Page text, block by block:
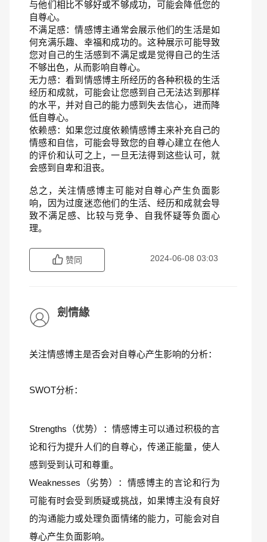
与他们相比不够好或不够成功，可能会降低您的
自尊心。
不满足感：情感博主通常会展示他们的生活是如
何充满乐趣、幸福和成功的。这种展示可能导致
您对自己的生活感到不满足或是觉得自己的生活
不够出色，从而影响自尊心。
无力感：看到情感博主所经历的各种积极的生活
经历和成就，可能会让您感到自己无法达到那样
的水平，并对自己的能力感到失去信心，进而降
低自尊心。
依赖感：如果您过度依赖情感博主来补充自己的
情感和自信，可能会导致您的自尊心建立在他人
的评价和认可之上，一旦无法得到这些认可，就
会感到自卑和沮丧。
总之，关注情感博主可能对自尊心产生负面影
响，因为过度迷恋他们的生活、经历和成就会导
致不满足感、比较与竞争、自我怀疑等负面心
理。
赞同 2024-06-08 03:03
劍情緣
关注情感博主是否会对自尊心产生影响的分析：
SWOT分析：
Strengths（优势）：情感博主可以通过积极的言
论和行为提升人们的自尊心，传递正能量，使人
感到受到认可和尊重。
Weaknesses（劣势）：情感博主的言论和行为
可能有时会受到质疑或挑战，如果博主没有良好
的沟通能力或处理负面情绪的能力，可能会对自
尊心产生负面影响。